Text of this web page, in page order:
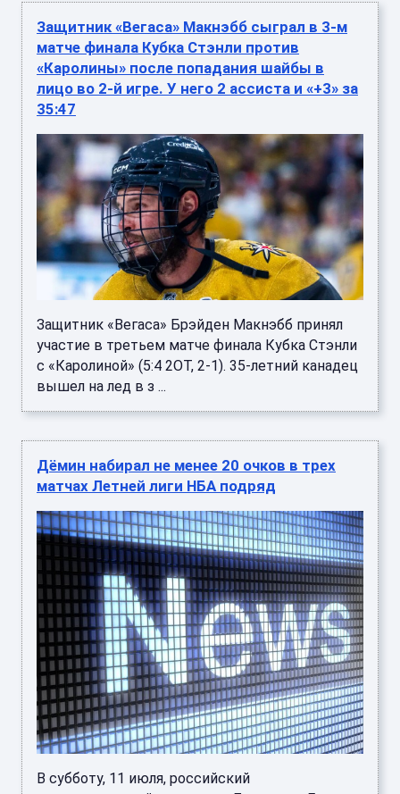
Защитник «Вегаса» Макнэбб сыграл в 3-м
матче финала Кубка Стэнли против
«Каролины» после попадания шайбы в
лицо во 2-й игре. У него 2 ассиста и «+3» за
35:47
Защитник «Вегаса» Брэйден Макнэбб принял
участие в третьем матче финала Кубка Стэнли
с «Каролиной» (5:4 2ОТ, 2-1). 35-летний канадец
вышел на лед в з ...
Дёмин набирал не менее 20 очков в трех
матчах Летней лиги НБА подряд
В субботу, 11 июля, российский